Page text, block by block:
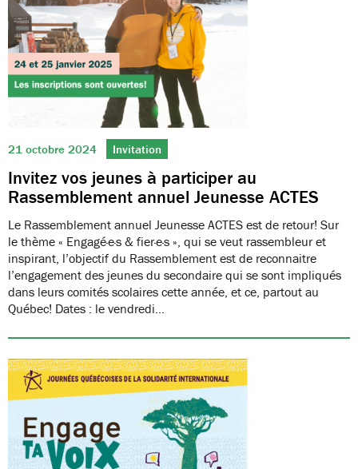
21 octobre 2024 Invitation
Invitez vos jeunes à participer au
Rassemblement annuel Jeunesse ACTES
Le Rassemblement annuel Jeunesse ACTES est de retour! Sur
le thème « Engagé·e·s & fier·e·s », qui se veut rassembleur et
inspirant, l’objectif du Rassemblement est de reconnaitre
l’engagement des jeunes du secondaire qui se sont impliqués
dans leurs comités scolaires cette année, et ce, partout au
Québec! Dates : le vendredi…